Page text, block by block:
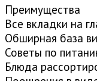
Преимущества
Все вкладки на
Обширная база
Советы по
Блюда